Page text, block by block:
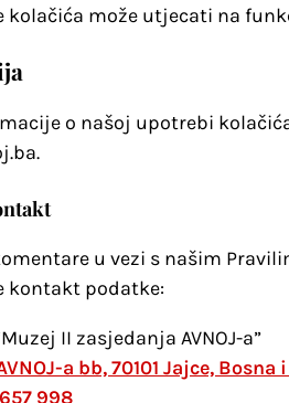
kolačića može utjecati na
o našoj upotrebi
u vezi s našim
kontakt podatke:
II zasjedanja AVNOJ-a”
a bb, 70101 Jajce, Bosna
998